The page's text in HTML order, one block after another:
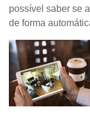
possível saber se
de forma